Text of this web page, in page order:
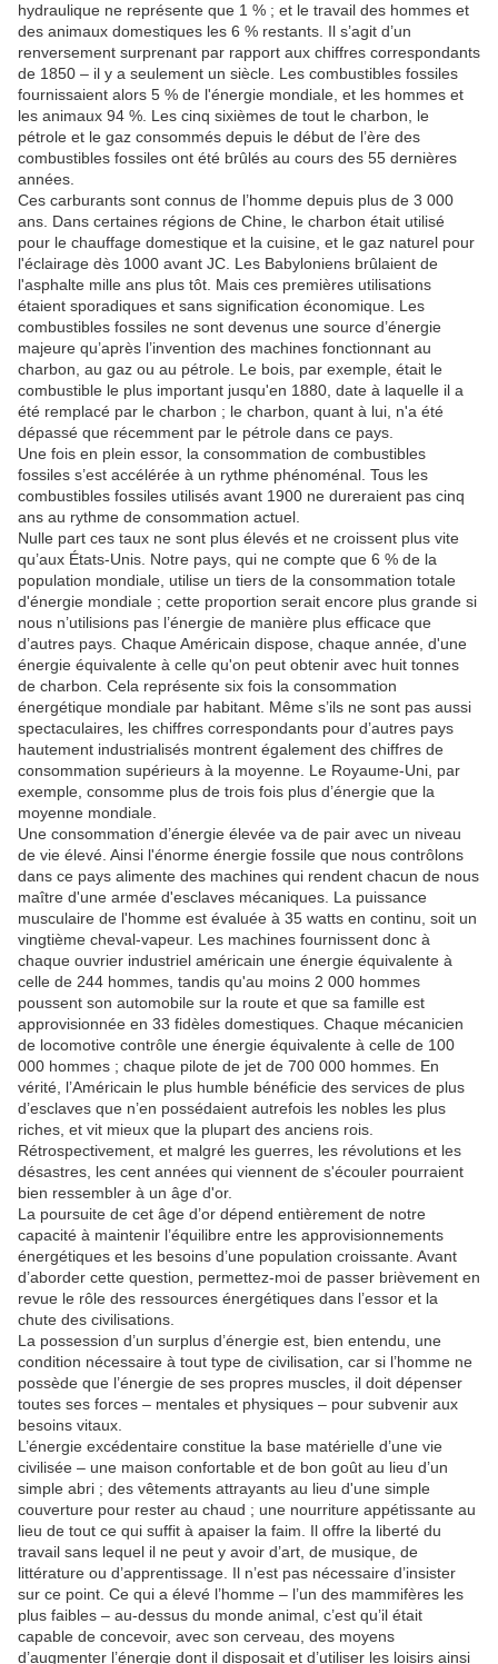
hydraulique ne représente que 1 % ; et le travail des hommes et
des animaux domestiques les 6 % restants. Il s’agit d’un
renversement surprenant par rapport aux chiffres correspondants
de 1850 – il y a seulement un siècle. Les combustibles fossiles
fournissaient alors 5 % de l'énergie mondiale, et les hommes et
les animaux 94 %. Les cinq sixièmes de tout le charbon, le
pétrole et le gaz consommés depuis le début de l’ère des
combustibles fossiles ont été brûlés au cours des 55 dernières
années.
Ces carburants sont connus de l’homme depuis plus de 3 000
ans. Dans certaines régions de Chine, le charbon était utilisé
pour le chauffage domestique et la cuisine, et le gaz naturel pour
l'éclairage dès 1000 avant JC. Les Babyloniens brûlaient de
l'asphalte mille ans plus tôt. Mais ces premières utilisations
étaient sporadiques et sans signification économique. Les
combustibles fossiles ne sont devenus une source d’énergie
majeure qu’après l’invention des machines fonctionnant au
charbon, au gaz ou au pétrole. Le bois, par exemple, était le
combustible le plus important jusqu'en 1880, date à laquelle il a
été remplacé par le charbon ; le charbon, quant à lui, n'a été
dépassé que récemment par le pétrole dans ce pays.
Une fois en plein essor, la consommation de combustibles
fossiles s’est accélérée à un rythme phénoménal. Tous les
combustibles fossiles utilisés avant 1900 ne dureraient pas cinq
ans au rythme de consommation actuel.
Nulle part ces taux ne sont plus élevés et ne croissent plus vite
qu’aux États-Unis. Notre pays, qui ne compte que 6 % de la
population mondiale, utilise un tiers de la consommation totale
d'énergie mondiale ; cette proportion serait encore plus grande si
nous n’utilisions pas l’énergie de manière plus efficace que
d’autres pays. Chaque Américain dispose, chaque année, d'une
énergie équivalente à celle qu'on peut obtenir avec huit tonnes
de charbon. Cela représente six fois la consommation
énergétique mondiale par habitant. Même s’ils ne sont pas aussi
spectaculaires, les chiffres correspondants pour d’autres pays
hautement industrialisés montrent également des chiffres de
consommation supérieurs à la moyenne. Le Royaume-Uni, par
exemple, consomme plus de trois fois plus d’énergie que la
moyenne mondiale.
Une consommation d’énergie élevée va de pair avec un niveau
de vie élevé. Ainsi l'énorme énergie fossile que nous contrôlons
dans ce pays alimente des machines qui rendent chacun de nous
maître d'une armée d'esclaves mécaniques. La puissance
musculaire de l'homme est évaluée à 35 watts en continu, soit un
vingtième cheval-vapeur. Les machines fournissent donc à
chaque ouvrier industriel américain une énergie équivalente à
celle de 244 hommes, tandis qu'au moins 2 000 hommes
poussent son automobile sur la route et que sa famille est
approvisionnée en 33 fidèles domestiques. Chaque mécanicien
de locomotive contrôle une énergie équivalente à celle de 100
000 hommes ; chaque pilote de jet de 700 000 hommes. En
vérité, l’Américain le plus humble bénéficie des services de plus
d’esclaves que n’en possédaient autrefois les nobles les plus
riches, et vit mieux que la plupart des anciens rois.
Rétrospectivement, et malgré les guerres, les révolutions et les
désastres, les cent années qui viennent de s'écouler pourraient
bien ressembler à un âge d'or.
La poursuite de cet âge d’or dépend entièrement de notre
capacité à maintenir l’équilibre entre les approvisionnements
énergétiques et les besoins d’une population croissante. Avant
d’aborder cette question, permettez-moi de passer brièvement en
revue le rôle des ressources énergétiques dans l’essor et la
chute des civilisations.
La possession d’un surplus d’énergie est, bien entendu, une
condition nécessaire à tout type de civilisation, car si l’homme ne
possède que l’énergie de ses propres muscles, il doit dépenser
toutes ses forces – mentales et physiques – pour subvenir aux
besoins vitaux.
L’énergie excédentaire constitue la base matérielle d’une vie
civilisée – une maison confortable et de bon goût au lieu d’un
simple abri ; des vêtements attrayants au lieu d'une simple
couverture pour rester au chaud ; une nourriture appétissante au
lieu de tout ce qui suffit à apaiser la faim. Il offre la liberté du
travail sans lequel il ne peut y avoir d’art, de musique, de
littérature ou d’apprentissage. Il n’est pas nécessaire d’insister
sur ce point. Ce qui a élevé l’homme – l’un des mammifères les
plus faibles – au-dessus du monde animal, c’est qu’il était
capable de concevoir, avec son cerveau, des moyens
d’augmenter l’énergie dont il disposait et d’utiliser les loisirs ainsi